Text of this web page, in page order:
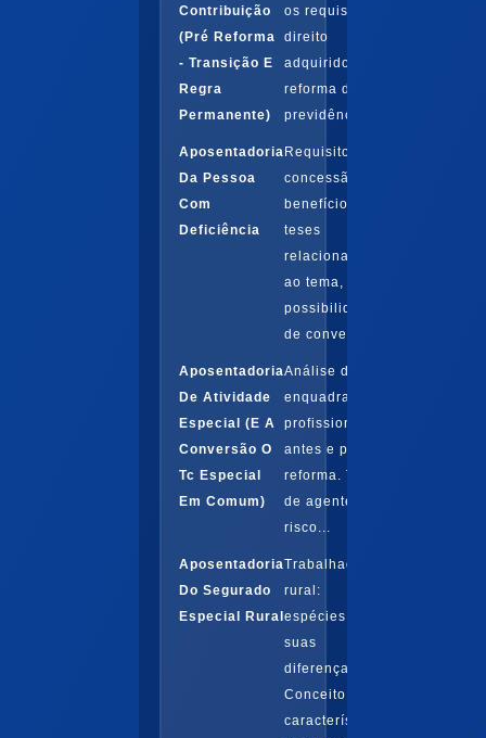
Contribuição
(Pré Reforma
- Transição E
Regra
Permanente)
os requisitos,
direito
adquirido,
reforma da
previdência...
Aposentadoria
Da Pessoa
Com
Deficiência
Requisitos de
concessão do
benefício, as
teses
relacionadas
ao tema, as
possibilidades
de conversão
Aposentadoria
De Atividade
Especial (E A
Conversão O
Tc Especial
Em Comum)
Análise de
enquadramento
profissional
antes e pós
reforma. Tipos
de agente de
risco...
Aposentadoria
Do Segurado
Especial Rural
Trabalhador
rural:
espécies e
suas
diferenças.
Conceito e
características